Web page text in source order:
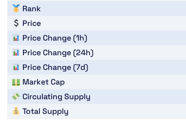
Rank
Price
Price Change (1h)
Price Change (24h)
Price Change (7d)
Market Cap
Circulating Supply
Total Supply